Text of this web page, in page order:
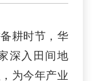
耕时节，华
深入田间地
为今年产业